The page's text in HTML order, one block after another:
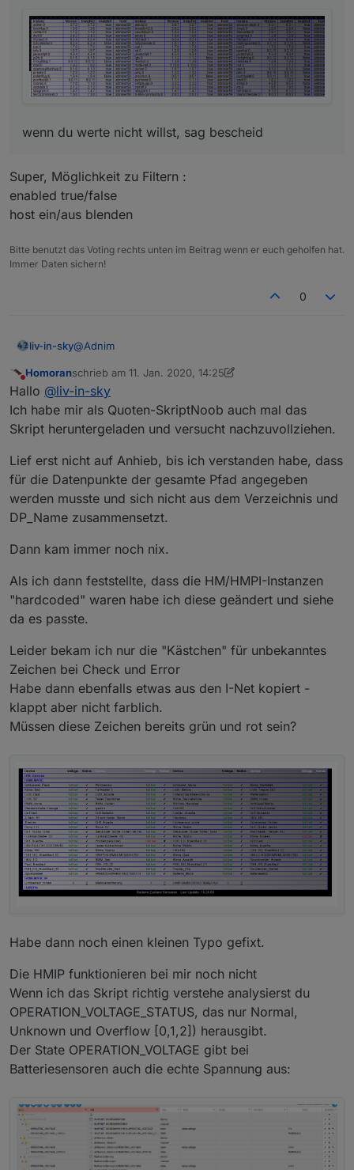
wenn du werte nicht willst, sag bescheid
Super, Möglichkeit zu Filtern :
enabled true/false
host ein/aus blenden
Bitte benutzt das Voting rechts unten im Beitrag wenn er euch geholfen hat.
Immer Daten sichern!
0
liv-in-sky@Adnim
Spoiler
habe als low_bat
Nicht stören
Homoranschrieb am 11. Jan. 2020, 14:25
zuletzt editiert von Homoran1. Nov. 2020, 15:34
Hallo @liv-in-sky
Ich habe mir als Quoten-SkriptNoob auch mal das
Skript heruntergeladen und versucht nachzuvollziehen.
Lief erst nicht auf Anhieb, bis ich verstanden habe, dass
für die Datenpunkte der gesamte Pfad angegeben
werden musste und sich nicht aus dem Verzeichnis und
DP_Name zusammensetzt.
Dann kam immer noch nix.
Als ich dann feststellte, dass die HM/HMPI-Instanzen
"hardcoded" waren habe ich diese geändert und siehe
da es passte.
Leider bekam ich nur die "Kästchen" für unbekanntes
Zeichen bei Check und Error
Habe dann ebenfalls etwas aus den I-Net kopiert -
klappt aber nicht farblich.
Müssen diese Zeichen bereits grün und rot sein?
Habe dann noch einen kleinen Typo gefixt.
Die HMIP funktionieren bei mir noch nicht
Wenn ich das Skript richtig verstehe analysierst du
OPERATION_VOLTAGE_STATUS, das nur Normal,
Unknown und Overflow [0,1,2]) herausgibt.
Der State OPERATION_VOLTAGE gibt bei
Batteriesensoren auch die echte Spannung aus: